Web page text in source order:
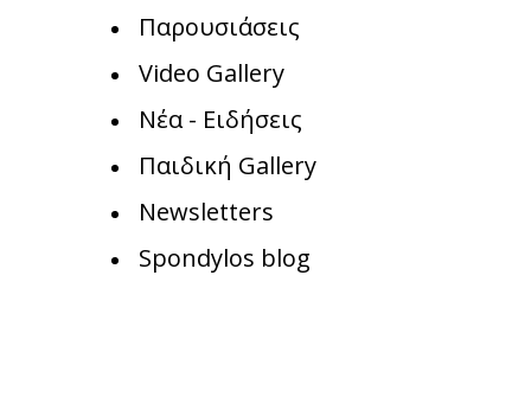
Παρουσιάσεις
Video Gallery
Νέα - Ειδήσεις
Παιδική Gallery
Newsletters
Spondylos blog